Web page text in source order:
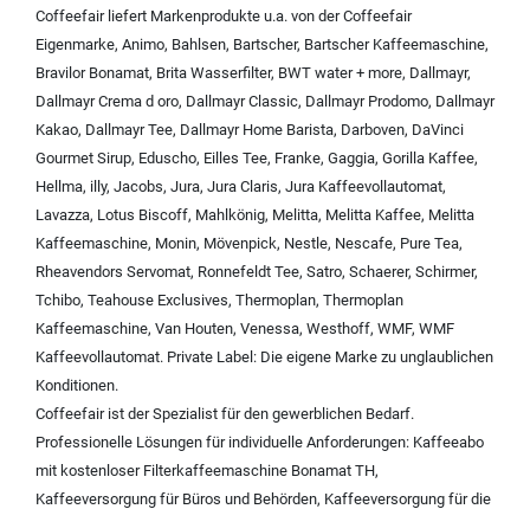
Coffeefair liefert Markenprodukte u.a. von derCoffeefair
Eigenmarke, Animo, Bahlsen, Bartscher, Bartscher Kaffeemaschine,
Bravilor Bonamat, Brita Wasserfilter, BWT water + more, Dallmayr,
Dallmayr Crema d oro, Dallmayr Classic, Dallmayr Prodomo, Dallmayr
Kakao, Dallmayr Tee, Dallmayr Home Barista, Darboven, DaVinci
Gourmet Sirup, Eduscho, Eilles Tee, Franke, Gaggia, Gorilla Kaffee,
Hellma, illy, Jacobs, Jura, Jura Claris, Jura Kaffeevollautomat,
Lavazza, Lotus Biscoff, Mahlkönig, Melitta, Melitta Kaffee, Melitta
Kaffeemaschine, Monin, Mövenpick, Nestle, Nescafe, Pure Tea,
Rheavendors Servomat, Ronnefeldt Tee, Satro, Schaerer, Schirmer,
Tchibo, Teahouse Exclusives, Thermoplan, Thermoplan
Kaffeemaschine, Van Houten, Venessa, Westhoff, WMF, WMF
Kaffeevollautomat. Private Label: Die eigene Marke zu unglaublichen
Konditionen.
Coffeefair ist der Spezialist für den gewerblichen Bedarf.
Professionelle Lösungen für individuelle Anforderungen: Kaffeeabo
mit kostenloser Filterkaffeemaschine Bonamat TH,
Kaffeeversorgung für Büros und Behörden, Kaffeeversorgung für die